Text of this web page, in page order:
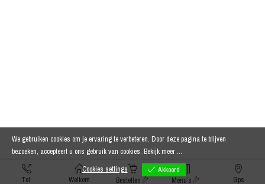
Tel: Welkom Bestellen Menu’s Gps
We gebruiken cookies om je ervaring te verbeteren. Door deze pagina te blijven
bezoeken, accepteert u ons gebruik van cookies. Bekijk meer ...
Cookies settings
Akkoord